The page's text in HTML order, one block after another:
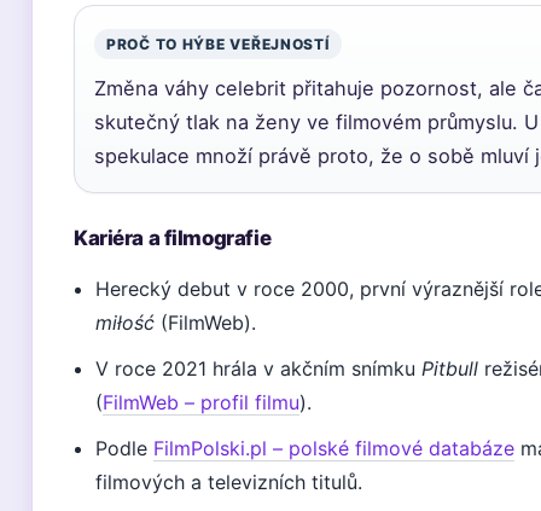
PROČ TO HÝBE VEŘEJNOSTÍ
Změna váhy celebrit přitahuje pozornost, ale
skutečný tlak na ženy ve filmovém průmyslu.
spekulace množí právě proto, že o sobě mluví
Kariéra a filmografie
Herecký debut v roce 2000, první výraznější
miłość (FilmWeb).
V roce 2021 hrála v akčním snímkuPitbull
(FilmWeb – profil filmu).
Podle FilmPolski.pl – polské filmové databáze
filmových a televizních titulů.